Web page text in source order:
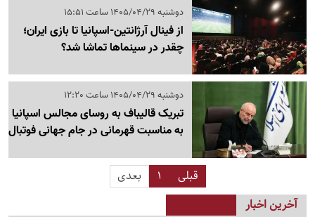
دوشنبه 1405/04/29 ساعت 15:51
از فینال آرژانتین-اسپانیا تا بازی ایران؛
چقدر در سینماها تماشا شد؟
دوشنبه 1405/04/29 ساعت 12:20
تبریک قالیباف به روسای مجالس اسپانیا
به مناسبت قهرمانی در جام جهانی فوتبال
قبلی 1
بعدی
آخرین اخبار